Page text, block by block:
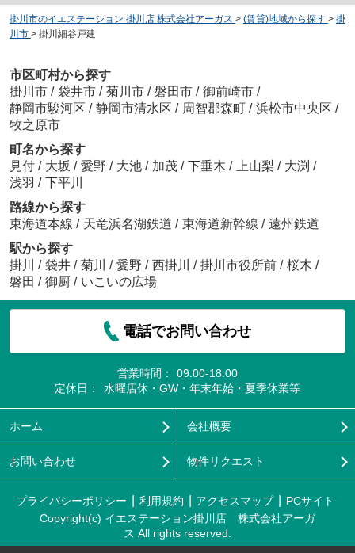
掛川市のイエステーション 掛川店 株式会社アーガス > (賃貸)地域から探す > 掛
川市 > 掛川細谷戸建
市区町村から探す
掛川市 / 袋井市 / 菊川市 / 磐田市 / 御前崎市 /
静岡市駿河区 / 静岡市清水区 / 周智郡森町 / 浜松市中央区 /
牧之原市
町名から探す
見付 / 大坂 / 愛野 / 大池 / 加茂 / 下垂木 / 上山梨 / 大渕 /
浅羽 / 下平川
路線から探す
東海道本線 / 天竜浜名湖鉄道 / 東海道新幹線 / 遠州鉄道
駅から探す
掛川
/ 袋井 / 菊川 / 愛野 / 西掛川 / 掛川市役所前 / 桜木 /
磐田 / 御厨 / いこいの広場
電話でお問い合わせ
営業時間：
09:00-18:00
定休日：
水曜店休・GW・年末年始・夏季休業等
ホーム 会社概要
お問い合わせ 物件リクエスト
プライバシーポリシー 利用規約 アクセスマップ
PCサイト
Copyright(c) イエステーション掛川店 株式会社アーガ
ス All rights reserved.